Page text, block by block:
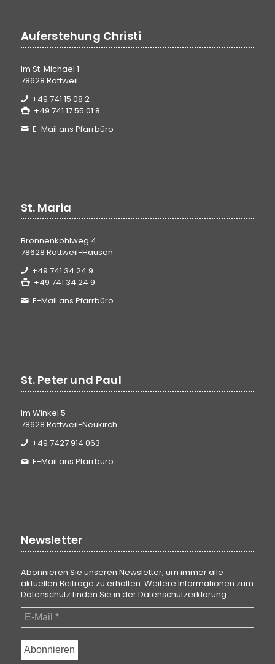
Auferstehung Christi
Im St. Michael 1
78628 Rottweil
+49 741 15 08 2
+49 741 17 55 01 8
E-Mail ans Pfarrbüro
St. Maria
Bronnenkohlweg 4
78628 Rottweil-Hausen
+49 741 34 24 9
+49 741 34 24 9
E-Mail ans Pfarrbüro
St. Peter und Paul
Im Winkel 5
78628 Rottweil-Neukirch
+49 7427 914 063
E-Mail ans Pfarrbüro
Newsletter
Abonnieren Sie unseren Newsletter, um immer alle
aktuellen Beiträge zu erhalten. Weitere Informationen zum
Datenschutz finden Sie in derDatenschutzerklärung.